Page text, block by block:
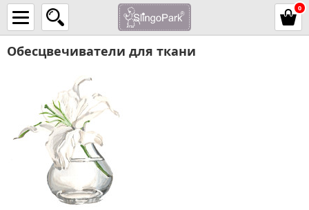
0
Обесцвечиватели для ткани